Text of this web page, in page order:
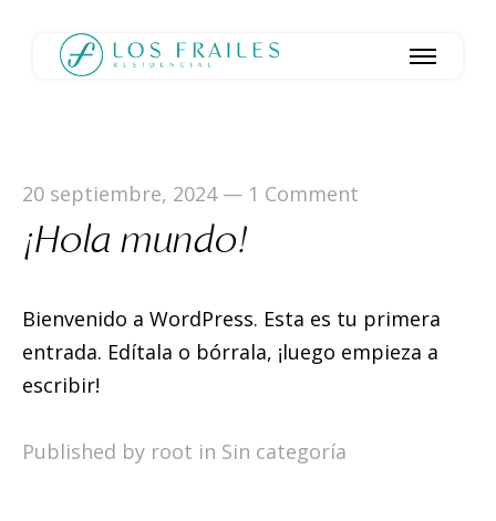
20 septiembre, 2024— 1 Comment
¡Hola mundo!
Bienvenido a WordPress. Esta es tu primera
entrada. Edítala o bórrala, ¡luego empieza a
escribir!
Published by root in Sin categoría